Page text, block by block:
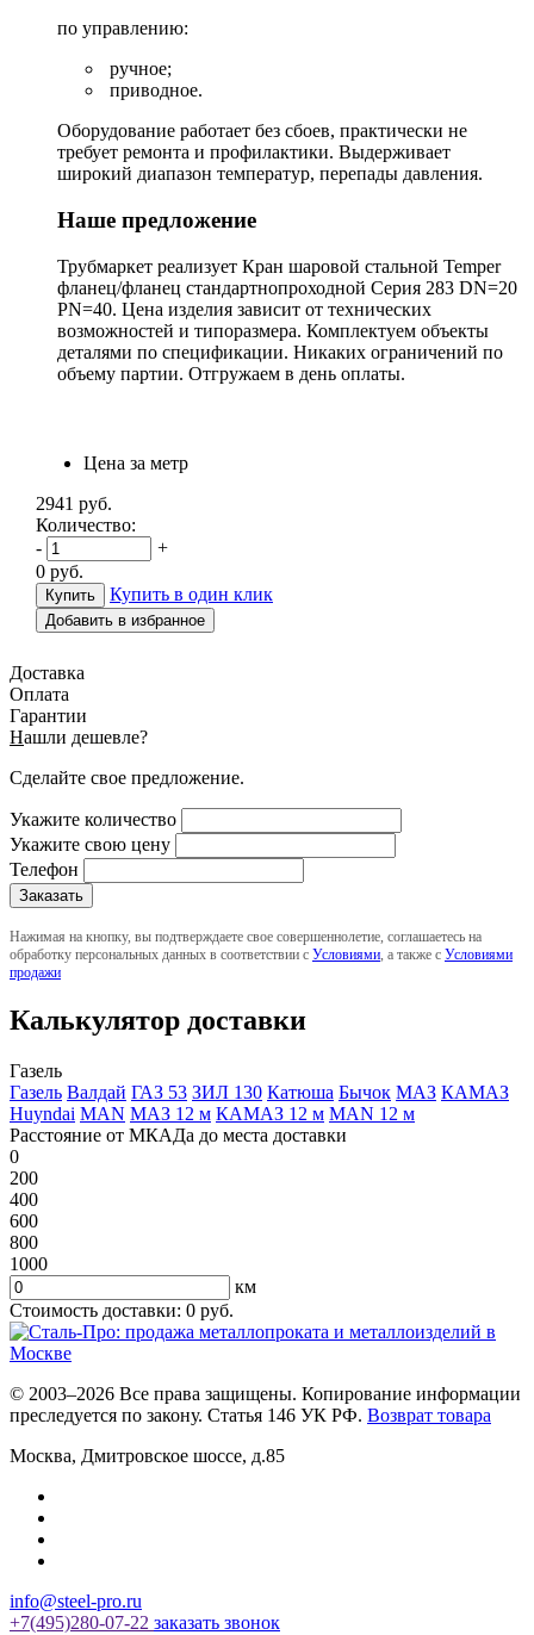
по управлению:
ручное;
приводное.
Оборудование работает без сбоев, практически не
требует ремонта и профилактики. Выдерживает
широкий диапазон температур, перепады давления.
Наше предложение
Трубмаркет реализует Кран шаровой стальной Temper
фланец/фланец стандартнопроходной Серия 283 DN=20
PN=40. Цена изделия зависит от технических
возможностей и типоразмера. Комплектуем объекты
деталями по спецификации. Никаких ограничений по
объему партии. Отгружаем в день оплаты.
Цена за метр
2941 руб.
Количество:
-
+
0 руб.
Купить в один клик
Добавить в избранное
Доставка
Оплата
Гарантии
Нашли дешевле?
Сделайте свое предложение.
Укажите количество
Укажите свою цену
Телефон
Нажимая на кнопку, вы подтверждаете свое совершеннолетие, соглашаетесь на
обработку персональных данных в соответствии с Условиями , а также с Условиями
продажи
Калькулятор доставки
Газель
Газель Валдай ГАЗ 53 ЗИЛ 130 Катюша Бычок МАЗ КАМАЗ
Huyndai MAN МАЗ 12 м КАМАЗ 12 м MAN 12 м
Расстояние от МКАДа до места доставки
0
200
400
600
800
1000
км
Стоимость доставки: 0 руб.
© 2003–2026 Все права защищены. Копирование информации
преследуется по закону. Статья 146 УК РФ. Возврат товара
Москва, Дмитровское шоссе, д.85
info@steel-pro.ru
+7(495)280-07-22 заказать звонок